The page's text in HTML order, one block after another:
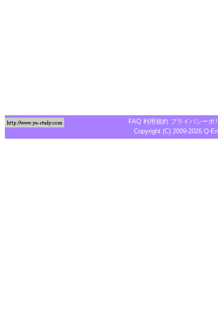
FAQ 利用規約 プライバシーポ
Copyright (C) 2009-2026 Q-